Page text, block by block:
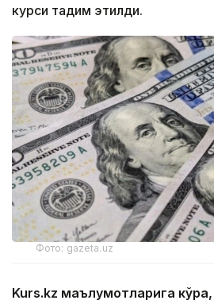
курси тақдим этилди.
Фото: gazeta.uz
Kurs.kz маълумотларига